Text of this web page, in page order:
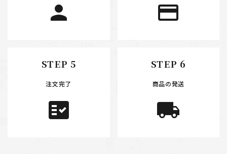
person payment
STEP 5
注文完了
fact_check
STEP 6
商品の発送
local_shipping